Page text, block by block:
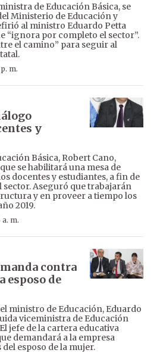
de Educación Básica, se
Ministerio de Educación y
al ministro Eduardo Petta
“ignora por completo el sector”.
el camino” para seguir al
m.
y
Básica, Robert Cano,
se habilitará una mesa de
docentes y estudiantes, a fin de
sector. Aseguró que trabajarán
y en proveer a tiempo los
2019.
m.
contra
esposo de
ministro de Educación, Eduardo
viceministra de Educación
jefe de la cartera educativa
demandará a la empresa
esposo de la mujer.